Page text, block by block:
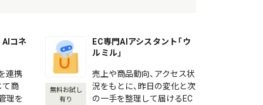
AIコネ
連携
て商
理を
無料お試し
有り
EC専門AIアシスタント「ウ
ルミル」
売上や商品動向、アクセス状
況をもとに、昨日の変化と次
の一手を整理して届けるEC